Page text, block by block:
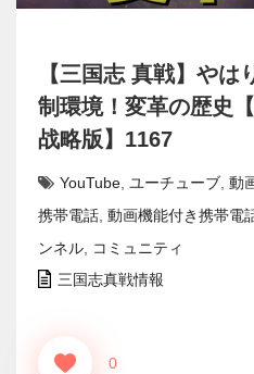
【三国志 真戦】やは
制環境！変革の歴史
战略版】1167
YouTube ユーチューブ 動
携帯電話 動画機能付き携帯電
ンネル
コミュニティ
三国志真戦情報
0